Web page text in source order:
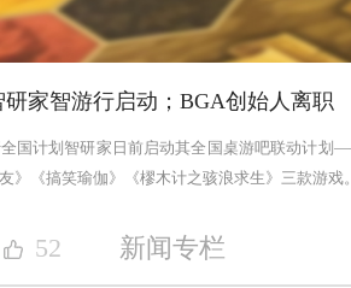
研家智游行启动；BGA创始人离职
国计划智研家日前启动其全国桌游吧联动计
》《搞笑瑜伽》《樛木计之骇浪求生》三款游戏
52 新闻专栏